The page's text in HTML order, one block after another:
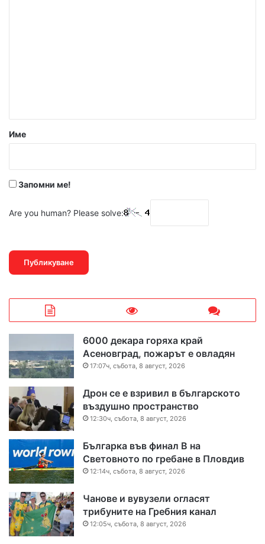
р
Име
Запомни ме!
Are you human? Please solve:
6000 декара горяха край
Асеновград, пожарът е овладян
17:07ч, събота, 8 август, 2026
Дрон се е взривил в българското
въздушно пространство
12:30ч, събота, 8 август, 2026
Българка във финал B на
Световното по гребане в Пловдив
12:14ч, събота, 8 август, 2026
Чанове и вувузели огласят
трибуните на Гребния канал
12:05ч, събота, 8 август, 2026